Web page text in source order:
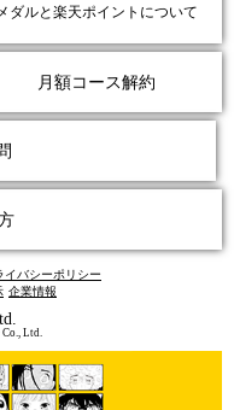
メダルと楽天ポイントについて
月額コース解約
イバシーポリシー
企業情報
Ltd.